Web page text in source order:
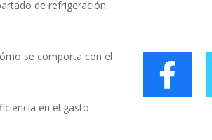
de refrigeración,
se comporta con el
en el gasto